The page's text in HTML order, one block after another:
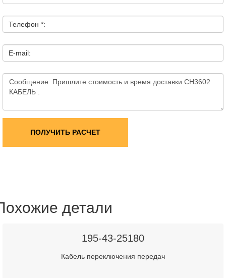
Телефон *:
E-mail:
ПОЛУЧИТЬ РАСЧЕТ
детали
195-43-25180
Кабель переключения передач